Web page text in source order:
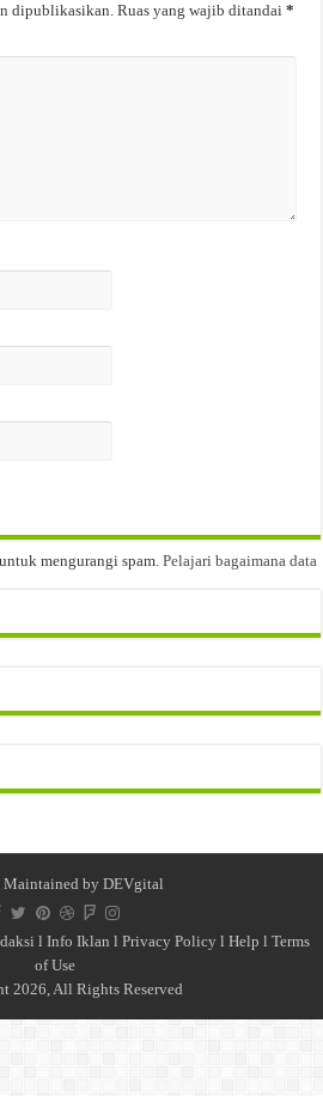
dipublikasikan. Ruas yang wajib ditandai*
mengurangi spam.Pelajari bagaimana data
by DEVgital
l Info Iklan l Privacy Policy l Help l Terms
of Use
2026, All Rights Reserved